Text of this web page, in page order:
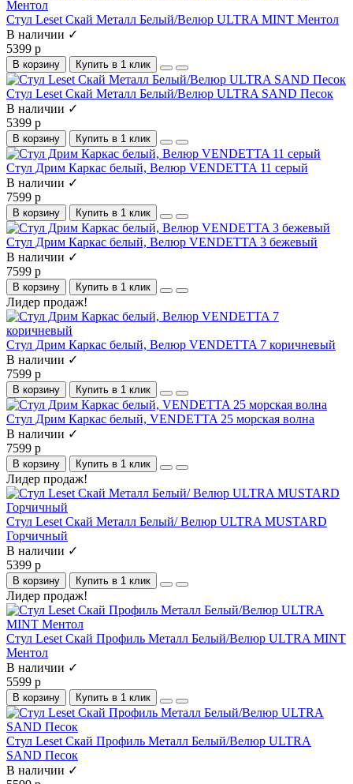
Стул Leset Скай Металл Белый/Велюр ULTRA MINT Ментол
В наличии ✓
5399 р
В корзину Купить в 1 клик
Стул Leset Скай Металл Белый/Велюр ULTRA SAND Песок
В наличии ✓
5399 р
В корзину Купить в 1 клик
Стул Дрим Каркас белый, Велюр VENDETTA 11 серый
В наличии ✓
7599 р
В корзину Купить в 1 клик
Стул Дрим Каркас белый, Велюр VENDETTA 3 бежевый
В наличии ✓
7599 р
В корзину Купить в 1 клик
Лидер продаж!
Стул Дрим Каркас белый, Велюр VENDETTA 7 коричневый
В наличии ✓
7599 р
В корзину Купить в 1 клик
Стул Дрим Каркас белый, VENDETTA 25 морская волна
В наличии ✓
7599 р
В корзину Купить в 1 клик
Лидер продаж!
Стул Leset Скай Металл Белый/ Велюр ULTRA MUSTARD
Горчичный
В наличии ✓
5399 р
В корзину Купить в 1 клик
Лидер продаж!
Стул Leset Скай Профиль Металл Белый/Велюр ULTRA MINT
Ментол
В наличии ✓
5599 р
В корзину Купить в 1 клик
Стул Leset Скай Профиль Металл Белый/Велюр ULTRA
SAND Песок
В наличии ✓